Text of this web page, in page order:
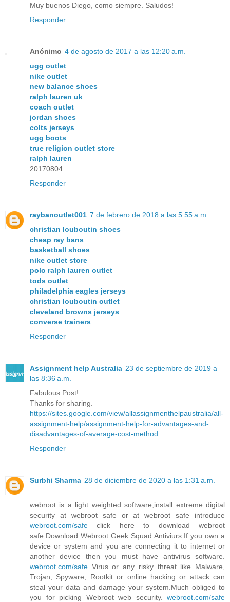
Muy buenos Diego, como siempre. Saludos!
Responder
Anónimo 4 de agosto de 2017 a las 12:20 a.m.
ugg outlet
nike outlet
new balance shoes
ralph lauren uk
coach outlet
jordan shoes
colts jerseys
ugg boots
true religion outlet store
ralph lauren
20170804
Responder
raybanoutlet001 7 de febrero de 2018 a las 5:55 a.m.
christian louboutin shoes
cheap ray bans
basketball shoes
nike outlet store
polo ralph lauren outlet
tods outlet
philadelphia eagles jerseys
christian louboutin outlet
cleveland browns jerseys
converse trainers
Responder
Assignment help Australia 23 de septiembre de 2019 a
las 8:36 a.m.
Fabulous Post!
Thanks for sharing.
https://sites.google.com/view/allassignmenthelpaustralia/all-
assignment-help/assignment-help-for-advantages-and-
disadvantages-of-average-cost-method
Responder
Surbhi Sharma 28 de diciembre de 2020 a las 1:31 a.m.
webroot is a light weighted software,install extreme digital
security at webroot safe or at webroot safe introduce
webroot.com/safe click here to download webroot
safe.Download Webroot Geek Squad Antiviurs If you own a
device or system and you are connecting it to internet or
another device then you must have antivirus software.
webroot.com/safe Virus or any risky threat like Malware,
Trojan, Spyware, Rootkit or online hacking or attack can
steal your data and damage your system.Much obliged to
you for picking Webroot web security. webroot.com/safe